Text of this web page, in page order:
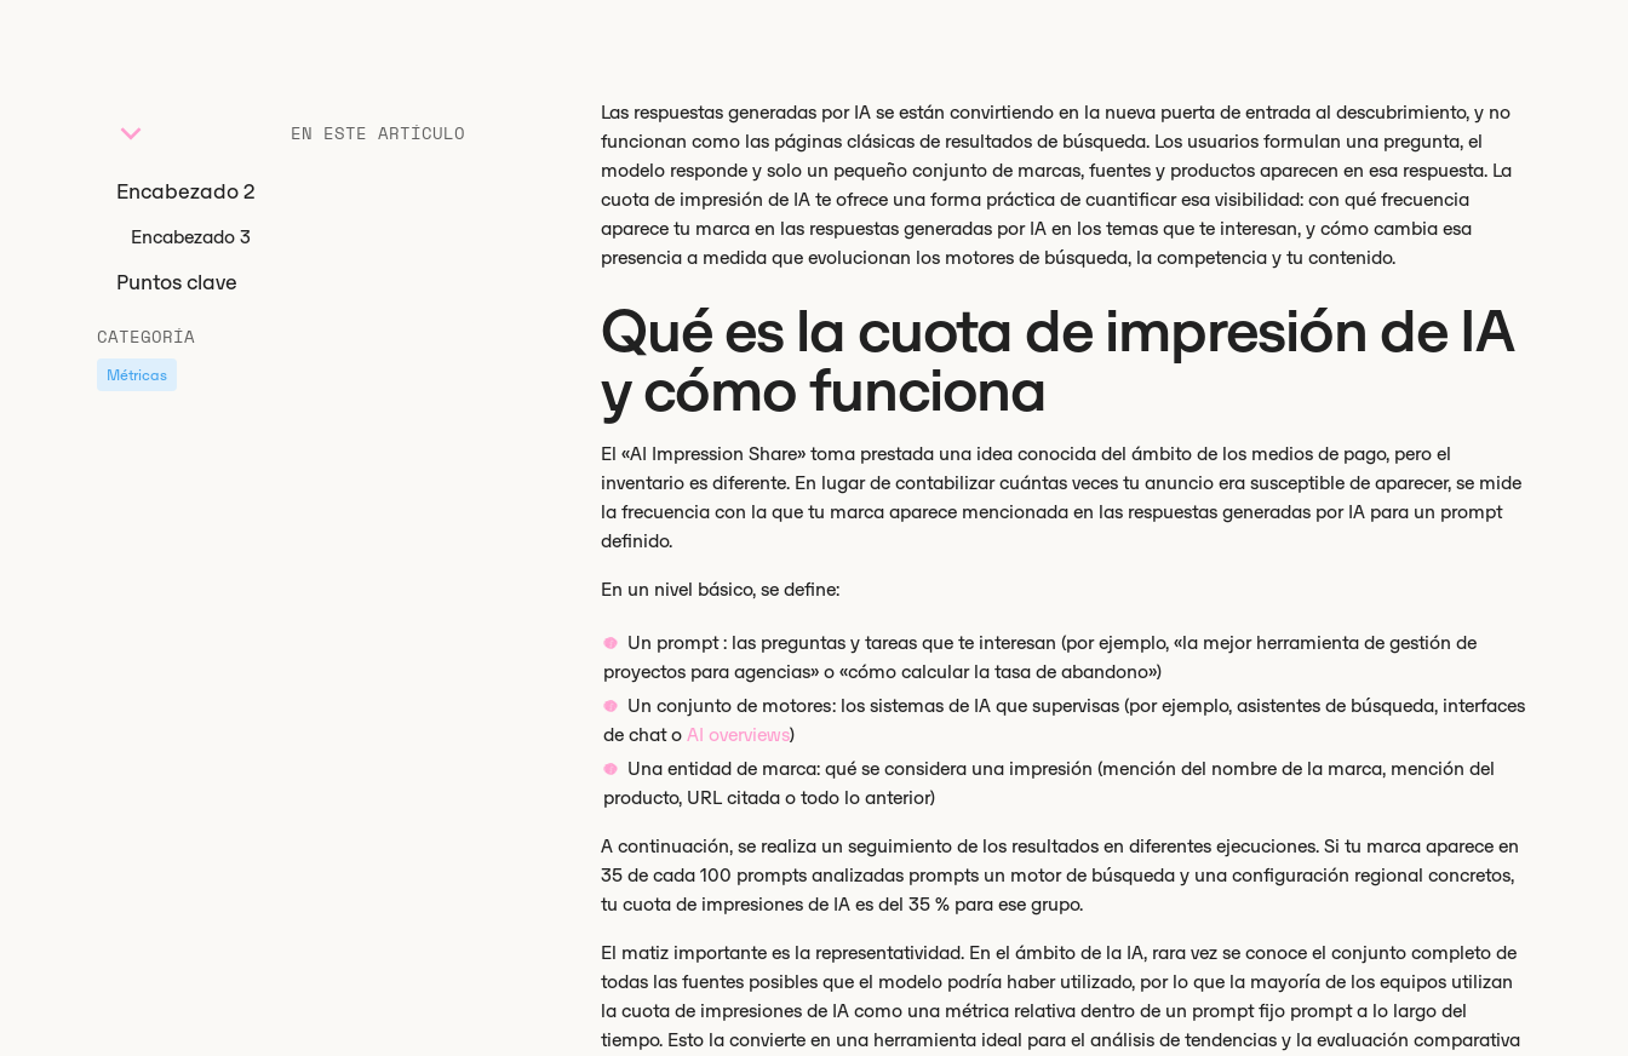
EN ESTE ARTÍCULO
Encabezado 2
Encabezado 3
Puntos clave
CATEGORÍA
Métricas
Las respuestas generadas por IA se están convirtiendo en la nueva puerta de entrada al descubrimiento, y no
funcionan como las páginas clásicas de resultados de búsqueda. Los usuarios formulan una pregunta, el
modelo responde y solo un pequeño conjunto de marcas, fuentes y productos aparecen en esa respuesta. La
cuota de impresión de IA te ofrece una forma práctica de cuantificar esa visibilidad: con qué frecuencia
aparece tu marca en las respuestas generadas por IA en los temas que te interesan, y cómo cambia esa
presencia a medida que evolucionan los motores de búsqueda, la competencia y tu contenido.
Qué es la cuota de impresión de IA
y cómo funciona
El «AI Impression Share» toma prestada una idea conocida del ámbito de los medios de pago, pero el
inventario es diferente. En lugar de contabilizar cuántas veces tu anuncio era susceptible de aparecer, se mide
la frecuencia con la que tu marca aparece mencionada en las respuestas generadas por IA para un prompt
definido.
En un nivel básico, se define:
Un prompt : las preguntas y tareas que te interesan (por ejemplo, «la mejor herramienta de gestión de
proyectos para agencias» o «cómo calcular la tasa de abandono»)
Un conjunto de motores: los sistemas de IA que supervisas (por ejemplo, asistentes de búsqueda, interfaces
de chat o AI overviews)
Una entidad de marca: qué se considera una impresión (mención del nombre de la marca, mención del
producto, URL citada o todo lo anterior)
A continuación, se realiza un seguimiento de los resultados en diferentes ejecuciones. Si tu marca aparece en
35 de cada 100 prompts analizadas prompts un motor de búsqueda y una configuración regional concretos,
tu cuota de impresiones de IA es del 35 % para ese grupo.
El matiz importante es la representatividad. En el ámbito de la IA, rara vez se conoce el conjunto completo de
todas las fuentes posibles que el modelo podría haber utilizado, por lo que la mayoría de los equipos utilizan
la cuota de impresiones de IA como una métrica relativa dentro de un prompt fijo prompt a lo largo del
tiempo. Esto la convierte en una herramienta ideal para el análisis de tendencias y la evaluación comparativa